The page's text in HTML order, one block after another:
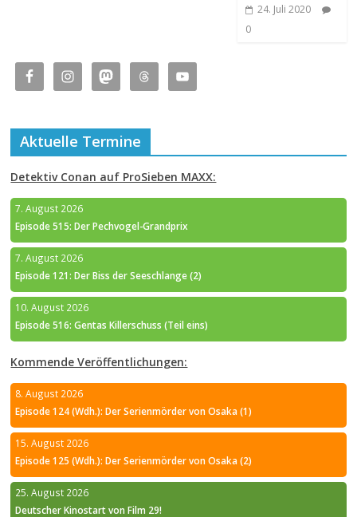
24. Juli 2020
0
Aktuelle Termine
Detektiv Conan auf ProSieben MAXX:
7. August 2026
Episode 515: Der Pechvogel-Grandprix
7. August 2026
Episode 121: Der Biss der Seeschlange (2)
10. August 2026
Episode 516: Gentas Killerschuss (Teil eins)
Kommende Veröffentlichungen:
8. August 2026
Episode 124 (Wdh.): Der Serienmörder von Osaka (1)
15. August 2026
Episode 125 (Wdh.): Der Serienmörder von Osaka (2)
25. August 2026
Deutscher Kinostart von Film 29!